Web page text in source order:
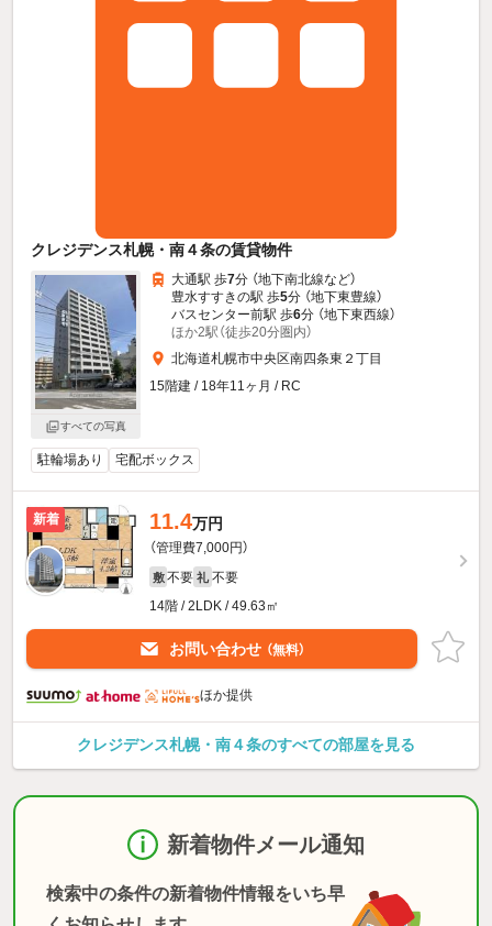
クレジデンス札幌・南４条の賃貸物件
すべての写真
大通駅 歩7分 （地下南北線など）
豊水すすきの駅 歩5分 （地下東豊線）
バスセンター前駅 歩6分 （地下東西線）
ほか2駅（徒歩20分圏内）
北海道札幌市中央区南四条東２丁目
15階建 / 18年11ヶ月 / RC
駐輪場あり 宅配ボックス
新着 11.4万円
（管理費7,000円）
敷 不要 礼 不要
14階 / 2LDK / 49.63㎡
お問い合わせ （無料）
ほか提供
クレジデンス札幌・南４条のすべての部屋を見る
新着物件メール通知
検索中の条件の新着物件情報をいち早